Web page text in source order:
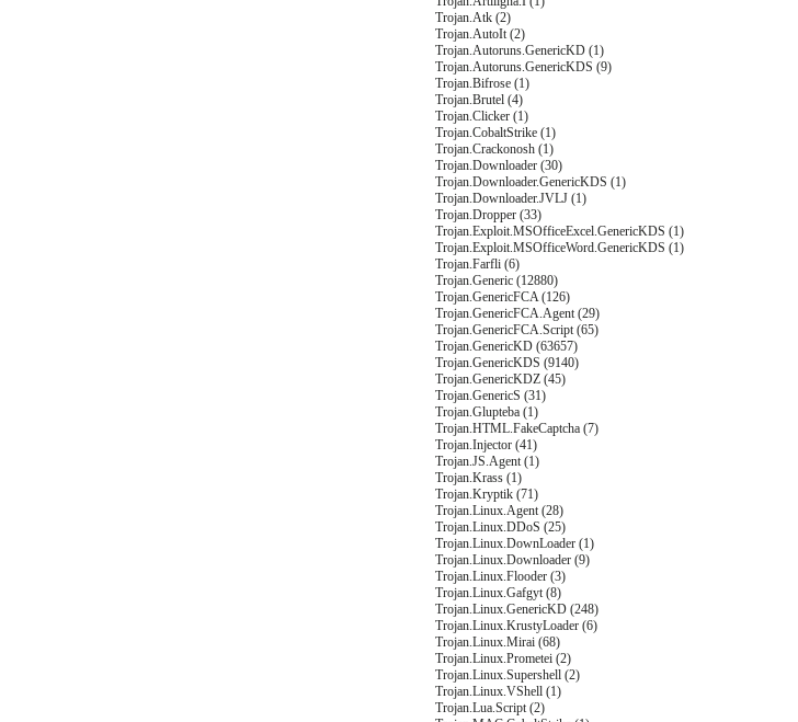
Trojan.Atk (2)
Trojan.AutoIt (2)
Trojan.Autoruns.GenericKD (1)
Trojan.Autoruns.GenericKDS (9)
Trojan.Bifrose (1)
Trojan.Brutel (4)
Trojan.Clicker (1)
Trojan.CobaltStrike (1)
Trojan.Crackonosh (1)
Trojan.Downloader (30)
Trojan.Downloader.GenericKDS (1)
Trojan.Downloader.JVLJ (1)
Trojan.Dropper (33)
Trojan.Exploit.MSOfficeExcel.GenericKDS (1)
Trojan.Exploit.MSOfficeWord.GenericKDS (1)
Trojan.Farfli (6)
Trojan.Generic (12880)
Trojan.GenericFCA (126)
Trojan.GenericFCA.Agent (29)
Trojan.GenericFCA.Script (65)
Trojan.GenericKD (63657)
Trojan.GenericKDS (9140)
Trojan.GenericKDZ (45)
Trojan.GenericS (31)
Trojan.Glupteba (1)
Trojan.HTML.FakeCaptcha (7)
Trojan.Injector (41)
Trojan.JS.Agent (1)
Trojan.Krass (1)
Trojan.Kryptik (71)
Trojan.Linux.Agent (28)
Trojan.Linux.DDoS (25)
Trojan.Linux.DownLoader (1)
Trojan.Linux.Downloader (9)
Trojan.Linux.Flooder (3)
Trojan.Linux.Gafgyt (8)
Trojan.Linux.GenericKD (248)
Trojan.Linux.KrustyLoader (6)
Trojan.Linux.Mirai (68)
Trojan.Linux.Prometei (2)
Trojan.Linux.Supershell (2)
Trojan.Linux.VShell (1)
Trojan.Lua.Script (2)